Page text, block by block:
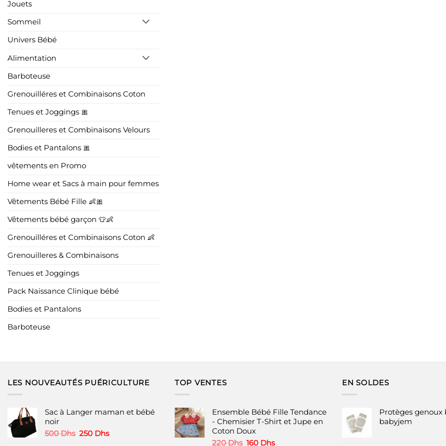
Jouets
Sommeil
Univers Bébé
Alimentation
Barboteuse
Grenouilléres et Combinaisons Coton
Tenues et Joggings 🎀
Grenouilleres et Combinaisons Velours
Bodies et Pantalons 🎀
vêtements en Promo
Home wear et Sacs à main pour femmes
Vêtements Bébé Fille 👶🎀
Vêtements bébé garçon 👕👶
Grenouilléres et Combinaisons Coton 👶
Grenouilleres & Combinaisons
Tenues et Joggings
Pack Naissance Clinique bébé
Bodies et Pantalons
Barboteuse
LES NOUVEAUTÉS PUÉRICULTURE
Sac à Langer maman et bébé
noir
500Dhs Le
250 DhsLe
TOP VENTES
Ensemble Bébé Fille Tendance
- Chemisier T-Shirt et Jupe en
Coton Doux
220Dhs Le
160 DhsLe
EN SOLDES
Protèges genoux
babyjem